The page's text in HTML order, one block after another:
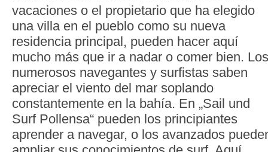
vacaciones o el propietario que ha elegido
una villa en el pueblo como su nueva
residencia principal, pueden hacer aquí
mucho más que ir a nadar o comer bien. Los
numerosos navegantes y surfistas saben
apreciar el viento del mar soplando
constantemente en la bahía. En „Sail und
Surf Pollensa“ pueden los principiantes
aprender a navegar, o los avanzados